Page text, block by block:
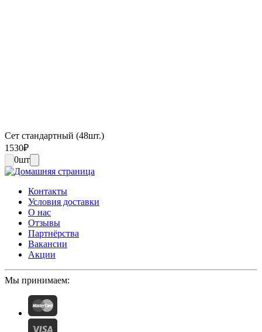
Сет стандартный (48шт.)
1530₽
0шт
Контакты
Условия доставки
О нас
Отзывы
Партнёрства
Вакансии
Акции
Мы принимаем: